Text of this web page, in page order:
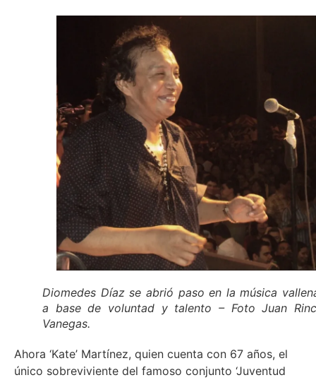
Diomedes Díaz se abrió paso en la música
a base de voluntad y talento – Foto Juan
Vanegas.
Ahora ‘Kate’ Martínez, quien cuenta con 67 años, el
único sobreviviente del famoso conjunto ‘Juventud